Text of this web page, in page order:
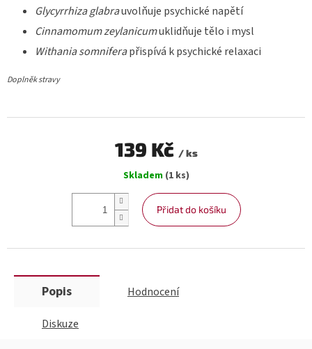
Glycyrrhiza glabrauvolňuje psychické napětí
Cinnamomum zeylanicumuklidňuje tělo i mysl
Withania somniferapřispívá k psychické relaxaci
Doplněk stravy
139 Kč / ks
cena:
Skladem (1 ks)
Přidat do košíku
Popis Hodnocení
Diskuze